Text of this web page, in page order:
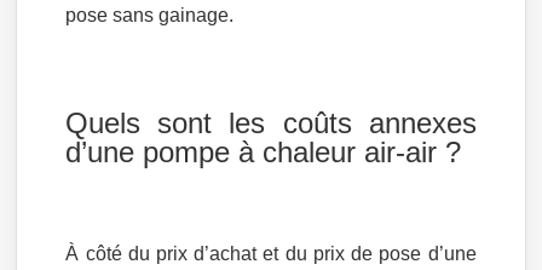
pose sans gainage.
Quels sont les coûts annexes
d’une pompe à chaleur air-air ?
À côté du prix d’achat et du prix de pose d’une